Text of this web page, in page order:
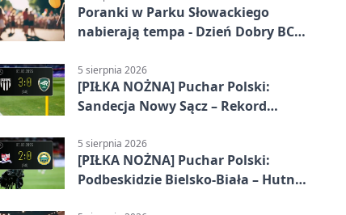
Poranki w Parku Słowackiego
nabierają tempa - Dzień Dobry BCK
5 sierpnia 2026
[PIŁKA NOŻNA] Puchar Polski:
Sandecja Nowy Sącz – Rekord
5 sierpnia 2026
[PIŁKA NOŻNA] Puchar Polski:
Podbeskidzie Bielsko-Biała – Hutnik